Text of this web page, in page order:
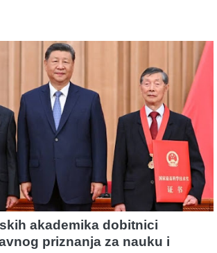
akademika dobitnici
priznanja za nauku i